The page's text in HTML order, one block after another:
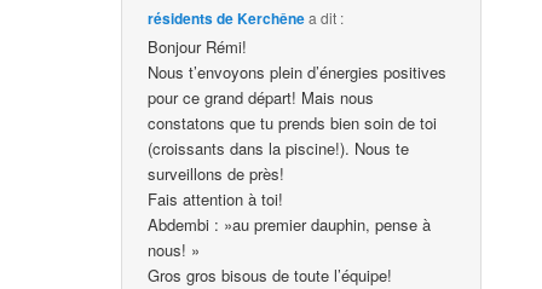
résidents de Kerchênea dit :
Bonjour Rémi!
Nous t’envoyons plein d’énergies positives
pour ce grand départ! Mais nous
constatons que tu prends bien soin de toi
(croissants dans la piscine!). Nous te
surveillons de près!
Fais attention à toi!
Abdembi : »au premier dauphin, pense à
nous! »
Gros gros bisous de toute l’équipe!